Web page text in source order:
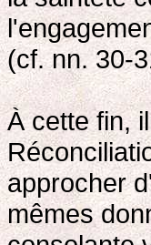
(cf. nn. 30-
À cette fin,
approcher
mêmes